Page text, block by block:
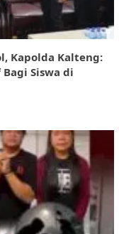
Kapolda Kalteng:
Siswa di